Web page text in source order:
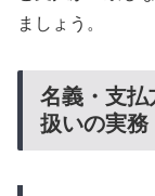
ましょう。
名義・支払
扱いの実務